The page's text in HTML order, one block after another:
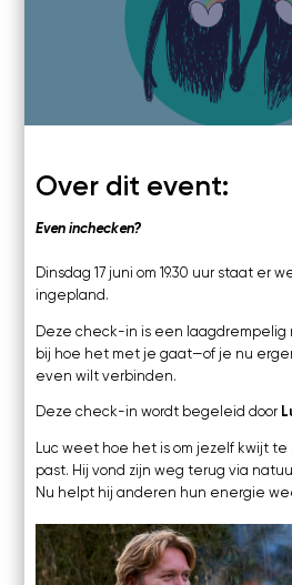
Overige video's
Groepen
Facebook
Instagram
Linkedin
Online
Zoom
Over dit event:
Even inchecken?
Dinsdag 17 juni om 19.30 uur staat er
ingepland.
Deze check-in is een laagdrempelig
bij hoe het met je gaat—of je nu
even wilt verbinden.
Deze check-in wordt begeleid door
Luc weet hoe het is om jezelf kwijt
past. Hij vond zijn weg terug via
Nu helpt hij anderen hun energie